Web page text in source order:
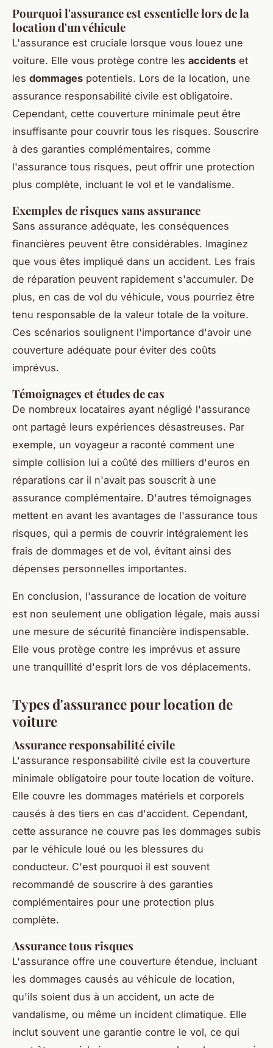
Pourquoi l'assurance est essentielle lors de la
location d'un véhicule
L'assurance est cruciale lorsque vous louez une
voiture. Elle vous protège contre les accidents et
les dommages potentiels. Lors de la location, une
assurance responsabilité civile est obligatoire.
Cependant, cette couverture minimale peut être
insuffisante pour couvrir tous les risques. Souscrire
à des garanties complémentaires, comme
l'assurance tous risques, peut offrir une protection
plus complète, incluant le vol et le vandalisme.
Exemples de risques sans assurance
Sans assurance adéquate, les conséquences
financières peuvent être considérables. Imaginez
que vous êtes impliqué dans un accident. Les frais
de réparation peuvent rapidement s'accumuler. De
plus, en cas de vol du véhicule, vous pourriez être
tenu responsable de la valeur totale de la voiture.
Ces scénarios soulignent l'importance d'avoir une
couverture adéquate pour éviter des coûts
imprévus.
Témoignages et études de cas
De nombreux locataires ayant négligé l'assurance
ont partagé leurs expériences désastreuses. Par
exemple, un voyageur a raconté comment une
simple collision lui a coûté des milliers d'euros en
réparations car il n'avait pas souscrit à une
assurance complémentaire. D'autres témoignages
mettent en avant les avantages de l'assurance tous
risques, qui a permis de couvrir intégralement les
frais de dommages et de vol, évitant ainsi des
dépenses personnelles importantes.
En conclusion, l'assurance de location de voiture
est non seulement une obligation légale, mais aussi
une mesure de sécurité financière indispensable.
Elle vous protège contre les imprévus et assure
une tranquillité d'esprit lors de vos déplacements.
Types d'assurance pour location de
voiture
Assurance responsabilité civile
L'assurance responsabilité civile est la couverture
minimale obligatoire pour toute location de voiture.
Elle couvre les dommages matériels et corporels
causés à des tiers en cas d'accident. Cependant,
cette assurance ne couvre pas les dommages subis
par le véhicule loué ou les blessures du
conducteur. C'est pourquoi il est souvent
recommandé de souscrire à des garanties
complémentaires pour une protection plus
complète.
Assurance tous risques
L'assurance offre une couverture étendue, incluant
les dommages causés au véhicule de location,
qu'ils soient dus à un accident, un acte de
vandalisme, ou même un incident climatique. Elle
inclut souvent une garantie contre le vol, ce qui